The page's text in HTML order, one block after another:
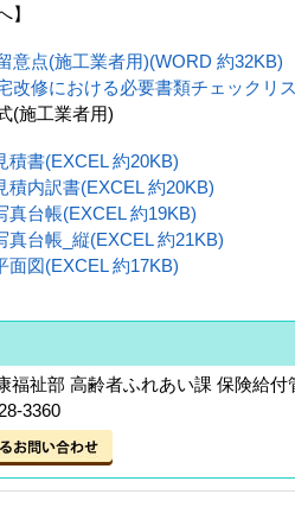
】
点(施工業者用)(WORD 約32KB)
修における必要書類チェックリ
(施工業者用)
書(EXCEL 約20KB)
内訳書(EXCEL 約20KB)
台帳(EXCEL 約19KB)
台帳_縦(EXCEL 約21KB)
図(EXCEL 約17KB)
福祉部 高齢者ふれあい課 保険給付
3360